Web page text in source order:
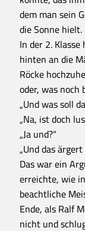
dem man sein
die Sonne hielt.
In der 2.
hinten an die
Röcke
oder, was noch
„Und was soll
„Na, ist doch
„Ja und?“
„Und das
Das war ein
erreichte, wie
beachtliche
Ende, als Ralf
nicht und